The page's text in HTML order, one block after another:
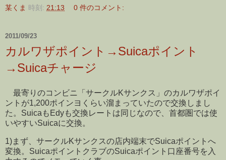
某くま 時刻: 21:13 0 件のコメント:
2011/09/23
カルワザポイント→Suicaポイント
→Suicaチャージ
最寄りのコンビニ「サークルKサンクス」のカルワザポイ
ントが1,200ポインヨくらい溜まっていたので交換しまし
た。SuicaもEdyも交換レートは同じなので、首都圏では使
いやすいSuicaに交換。
1)まず、サークルKサンクスの店内端末でSuicaポイントへ
変換。SuicaポイントクラブのSuicaポイント口座番号を入